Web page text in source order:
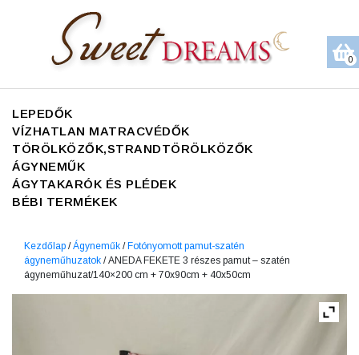
LEPEDŐK
VÍZHATLAN MATRACVÉDŐK
TÖRÖLKÖZŐK,STRANDTÖRÖLKÖZŐK
ÁGYNEMŰK
ÁGYTAKARÓK ÉS PLÉDEK
BÉBI TERMÉKEK
Kezdőlap /Ágyneműk / Fotónyomott pamut-szatén
ágyneműhuzatok / ANEDA FEKETE 3 részes pamut – szatén
ágyneműhuzat/140×200 cm + 70x90cm + 40x50cm
0